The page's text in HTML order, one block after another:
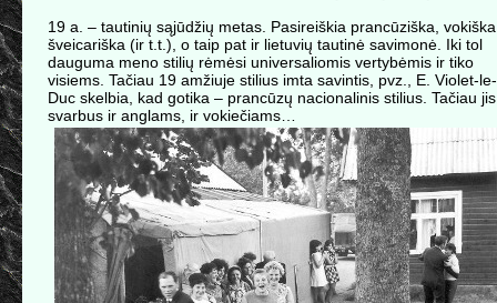
19 a. – tautinių sąjūdžių metas. Pasireiškia prancūziška,
šveicariška (ir t.t.), o taip pat ir lietuvių tautinė savimonė. Iki tol
dauguma meno stilių rėmėsi universaliomis vertybėmis ir tiko
visiems. Tačiau 19 amžiuje stilius imta savintis, pvz., E. Violet-le-
Duc skelbia, kad gotika – prancūzų nacionalinis stilius. Tačiau jis
svarbus ir anglams, ir vokiečiams…